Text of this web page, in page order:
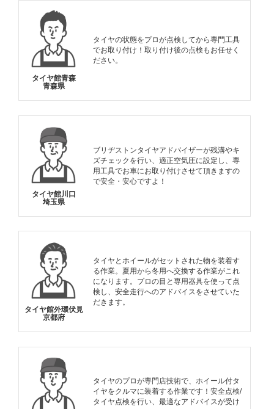
タイヤ館青森
青森県
タイヤの状態をプロが点検してから専門工具
でお取り付け！取り付け後の点検もお任せく
ださい。
タイヤ館川口
埼玉県
ブリヂストンタイヤアドバイザーが残溝やキ
ズチェックを行い、適正空気圧に設定し、専
用工具でお車にお取り付けさせて頂きますの
で安全・安心ですよ！
タイヤ館外環伏見
京都府
タイヤとホイールがセットされた物を装着す
る作業。夏用から冬用へ交換する作業がこれ
になります。プロの目と専用器具を使って点
検し、安全走行へのアドバイスをさせていた
だきます。
タイヤのプロが専門店技術で、ホイール付タ
イヤをクルマに装着する作業です！安全点検/
タイヤ点検を行い、最適なアドバイスが受け